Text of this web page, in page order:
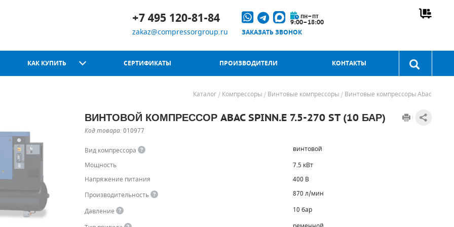
+7 495 120-81-84
zakaz@compressorgroup.ru
пн–пт
9:00–18:00
ЗАКАЗАТЬ ЗВОНОК
КАК КУПИТЬ СЕРТИФИКАТЫ ПРОИЗВОДИТЕЛИ КОНТАКТЫ
Каталог Компрессоры Винтовые компрессоры Винтовые компрессоры Abac
ВИНТОВОЙ КОМПРЕССОР ABAC SPINN.E 7.5-270 ST (10 БАР)
Код товара:010977
Вид компрессора
винтовой
Мощность
7.5 кВт
Напряжение питания
400 В
Производительность
870 л/мин
Давление
10 бар